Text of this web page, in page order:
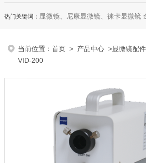
热门关键词： 显微镜、尼康显微镜、徕卡显微镜 金相制样设备（生物显微镜、金相显微镜、体视显微镜、工业显微镜、数码显微镜
当前位置：首页 > 产品中心 >显微镜配件
VID-200